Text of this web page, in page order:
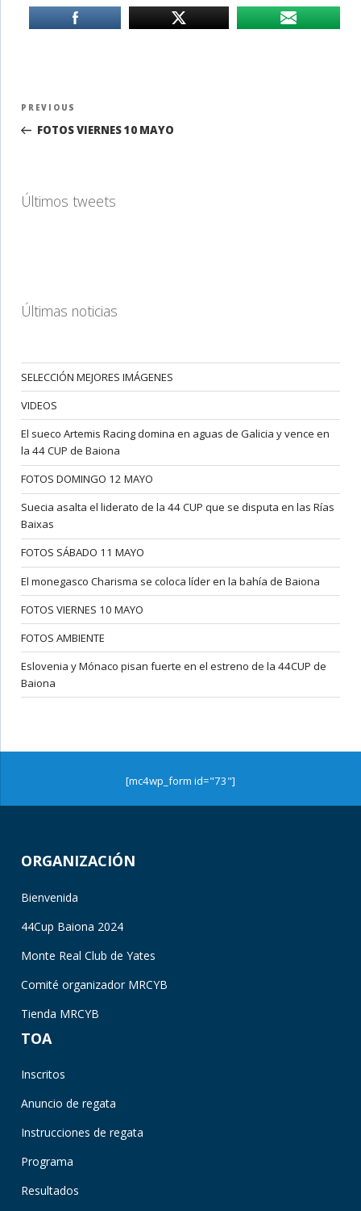
Navegación
entradas
Previous
Post
PREVIOUS
FOTOS VIERNES 10 MAYO
Últimos tweets
Últimas noticias
SELECCIÓN MEJORES IMÁGENES
VIDEOS
El sueco Artemis Racing domina en aguas de Galicia y vence en
la 44 CUP de Baiona
FOTOS DOMINGO 12 MAYO
Suecia asalta el liderato de la 44 CUP que se disputa en las Rías
Baixas
FOTOS SÁBADO 11 MAYO
El monegasco Charisma se coloca líder en la bahía de Baiona
FOTOS VIERNES 10 MAYO
FOTOS AMBIENTE
Eslovenia y Mónaco pisan fuerte en el estreno de la 44CUP de
Baiona
[mc4wp_form id="73"]
ORGANIZACIÓN
Bienvenida
44Cup Baiona 2024
Monte Real Club de Yates
Comité organizador MRCYB
Tienda MRCYB
TOA
Inscritos
Anuncio de regata
Instrucciones de regata
Programa
Resultados